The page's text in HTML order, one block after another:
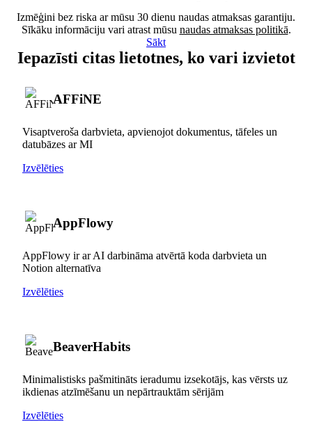
Izmēģini bez riska ar mūsu 30 dienu naudas atmaksas garantiju.
Sīkāku informāciju vari atrast mūsu naudas atmaksas politikā.
Sākt
Iepazīsti citas lietotnes, ko vari izvietot
AFFiNE
Visaptveroša darbvieta, apvienojot dokumentus, tāfeles un
datubāzes ar MI
Izvēlēties
AppFlowy
AppFlowy ir ar AI darbināma atvērtā koda darbvieta un
Notion alternatīva
Izvēlēties
BeaverHabits
Minimalistisks pašmitināts ieradumu izsekotājs, kas vērsts uz
ikdienas atzīmēšanu un nepārtrauktām sērijām
Izvēlēties